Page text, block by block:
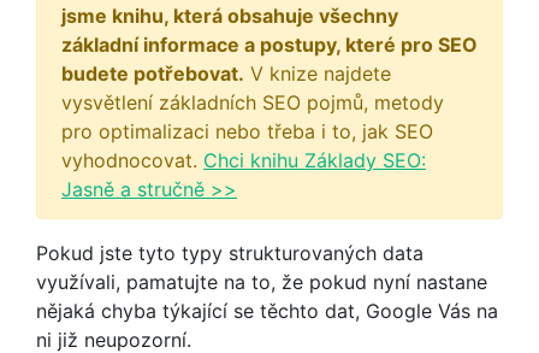
jsme knihu, která obsahuje všechny
základní informace a postupy, které pro SEO
budete potřebovat. V knize najdete
vysvětlení základních SEO pojmů, metody
pro optimalizaci nebo třeba i to, jak SEO
vyhodnocovat. Chci knihu Základy SEO:
Jasně a stručně >>
Pokud jste tyto typy strukturovaných data
využívali, pamatujte na to, že pokud nyní nastane
nějaká chyba týkající se těchto dat, Google Vás na
ni již neupozorní.